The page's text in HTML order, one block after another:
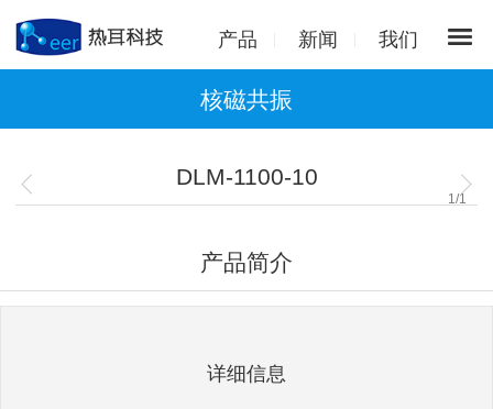
产品 新闻 我们
核磁共振
DLM-1100-10
1 /1
产品简介
详细信息